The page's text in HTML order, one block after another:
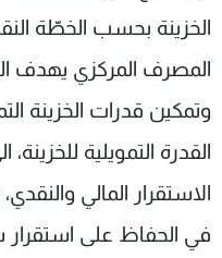
الخزينة بحسب الخطّة
المصرف المركزي يهدف
وتمكين قدرات الخزينة
القدرة التمويلية
الاستقرار المالي
في الحفاظ على